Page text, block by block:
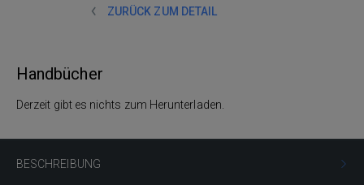
ZURÜCK ZUM DETAIL
BESCHREIBUNG
Handbücher
Derzeit gibt es nichts zum Herunterladen.